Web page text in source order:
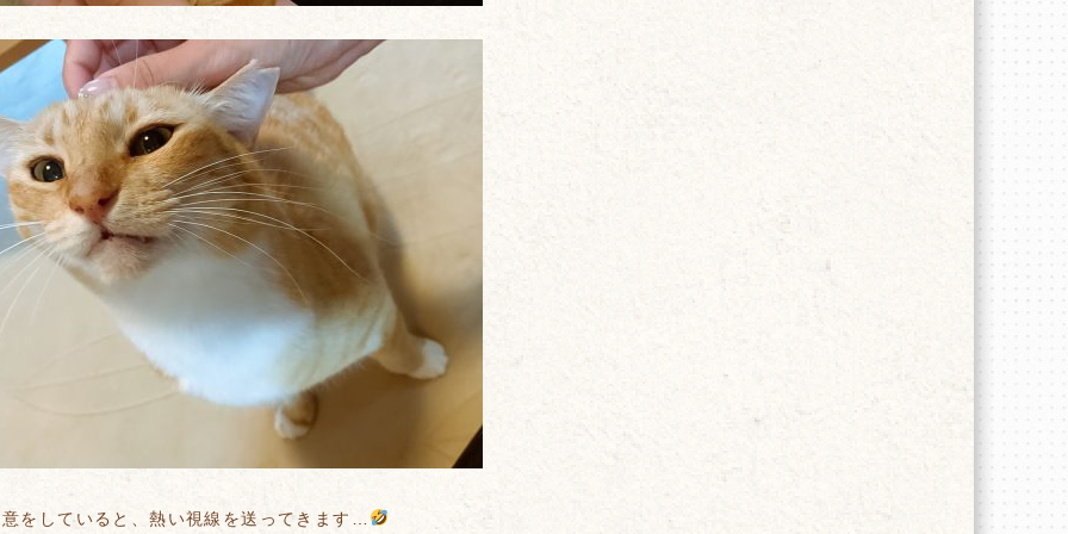
をしていると、熱い視線を送ってきます…